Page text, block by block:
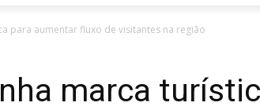
para aumentar fluxo de visitantes na região
marca